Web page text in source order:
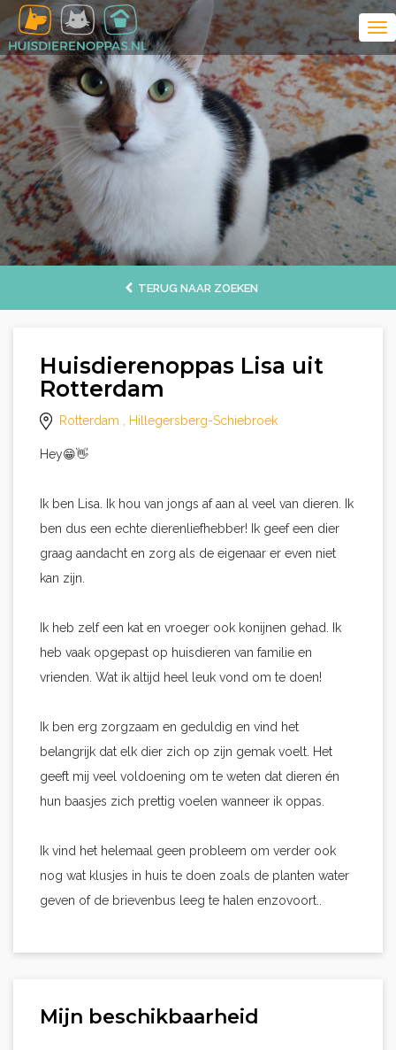
TERUG NAAR ZOEKEN
Huisdierenoppas Lisa uit
Rotterdam
Rotterdam , Hillegersberg-Schiebroek
Hey😁👋
Ik ben Lisa. Ik hou van jongs af aan al veel van dieren. Ik
ben dus een echte dierenliefhebber! Ik geef een dier
graag aandacht en zorg als de eigenaar er even niet
kan zijn.
Ik heb zelf een kat en vroeger ook konijnen gehad. Ik
heb vaak opgepast op huisdieren van familie en
vrienden. Wat ik altijd heel leuk vond om te doen!
Ik ben erg zorgzaam en geduldig en vind het
belangrijk dat elk dier zich op zijn gemak voelt. Het
geeft mij veel voldoening om te weten dat dieren én
hun baasjes zich prettig voelen wanneer ik oppas.
Ik vind het helemaal geen probleem om verder ook
nog wat klusjes in huis te doen zoals de planten water
geven of de brievenbus leeg te halen enzovoort..
Mijn beschikbaarheid